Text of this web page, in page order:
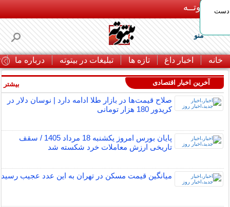
بـیتوتــه
منو
خانه اخبار داغ تازه ها تبلیغات در بیتوته درباره ما
دست
آخرین اخبار اقتصادی
صلاح قیمت‌ها در بازار طلا ادامه دارد | نوسان دلار در
کریدور 180 هزار تومانی
پایان بورس امروز یکشنبه 18 مرداد 1405 / سقف
تاریخی ارزش معاملات خرد شکسته شد
میانگین قیمت مسکن در تهران به این عدد عجیب رسید
بیشتر